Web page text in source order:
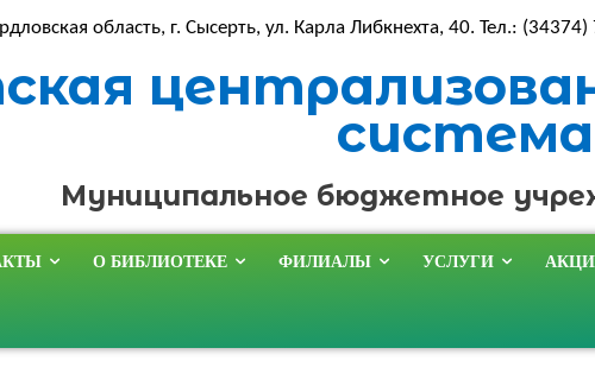
область, г. Сысерть, ул. Карла Либкнехта, 40. Тел.:
система
Муниципальное бюджетное
О БИБЛИОТЕКЕ ФИЛИАЛЫ УСЛУГИ